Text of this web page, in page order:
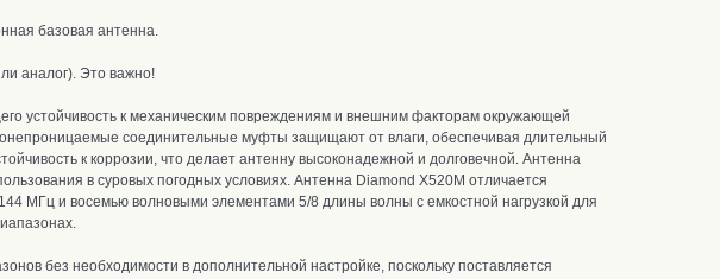
базовая антенна.
аналог). Это важно!
устойчивость к механическим повреждениям и внешним факторам окружающей
соединительные муфты защищают от влаги, обеспечивая длительный
к коррозии, что делает антенну высоконадежной и долговечной. Антенна
в суровых погодных условиях. Антенна Diamond X520M отличается
МГц и восемью волновыми элементами 5/8 длины волны с емкостной нагрузкой для
без необходимости в дополнительной настройке, поскольку поставляется